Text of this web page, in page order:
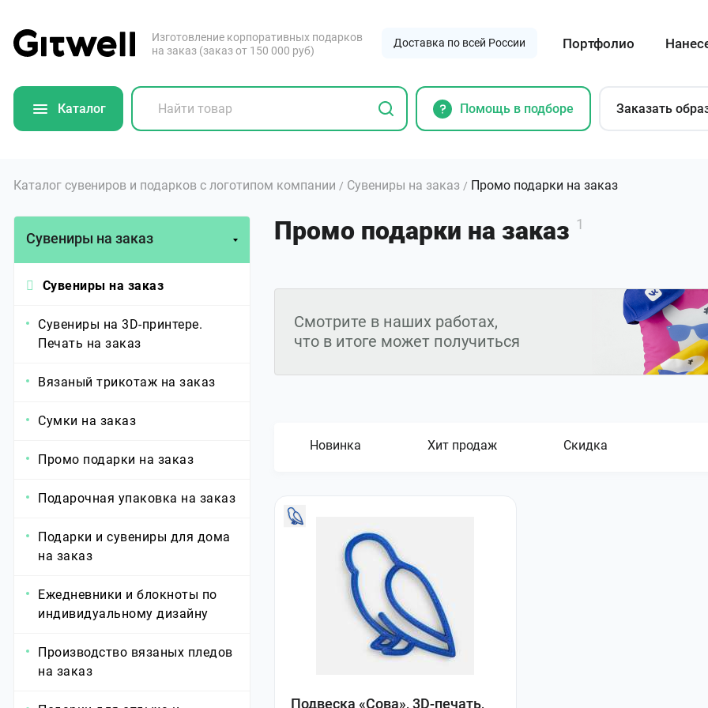
Изготовление корпоративных подарков
на заказ (заказ от 150 000 руб)
Доставка по всей России Портфолио
Каталог Помощь в подборе Заказать
Каталог сувениров и подарков с логотипом компании / Сувениры на заказ / Промо подарки на заказ
Сувениры на заказ
Сувениры на заказ
Сувениры на 3D-принтере.
Печать на заказ
Вязаный трикотаж на заказ
Сумки на заказ
Промо подарки на заказ
Подарочная упаковка на заказ
Подарки и сувениры для дома
на заказ
Ежедневники и блокноты по
индивидуальному дизайну
Производство вязаных пледов
на заказ
Промо подарки на заказ 1
Смотрите в наших работах,
что в итоге может получиться
Новинка Хит продаж Скидка
Подвеска «Сова», 3D-печать,